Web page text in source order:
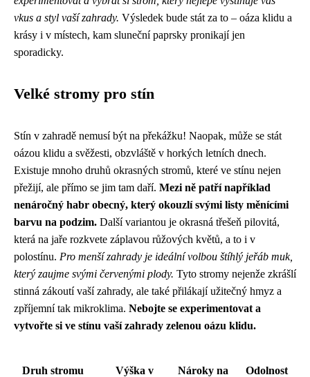
vkus a styl vaší zahrady. Výsledek bude stát za to – oáza klidu a
krásy i v místech, kam sluneční paprsky pronikají jen
sporadicky.
Velké stromy pro stín
Stín v zahradě nemusí být na překážku! Naopak, může se stát
oázou klidu a svěžesti, obzvláště v horkých letních dnech.
Existuje mnoho druhů okrasných stromů, které ve stínu nejen
přežijí, ale přímo se jim tam daří. Mezi ně patří například
nenáročný habr obecný, který okouzlí svými listy měnícími
barvu na podzim. Další variantou je okrasná třešeň pilovitá,
která na jaře rozkvete záplavou růžových květů, a to i v
polostínu. Pro menší zahrady je ideální volbou štíhlý jeřáb muk,
který zaujme svými červenými plody. Tyto stromy nejenže zkrášlí
stinná zákoutí vaší zahrady, ale také přilákají užitečný hmyz a
zpříjemní tak mikroklima. Nebojte se experimentovat a
vytvořte si ve stínu vaší zahrady zelenou oázu klidu.
Druh stromu
Výška v
Nároky na
Odolnost